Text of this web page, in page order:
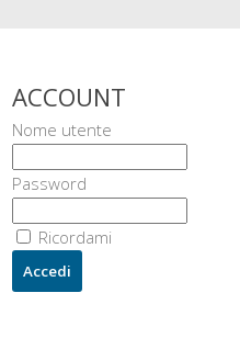
ACCOUNT
Nome utente
Password
Ricordami